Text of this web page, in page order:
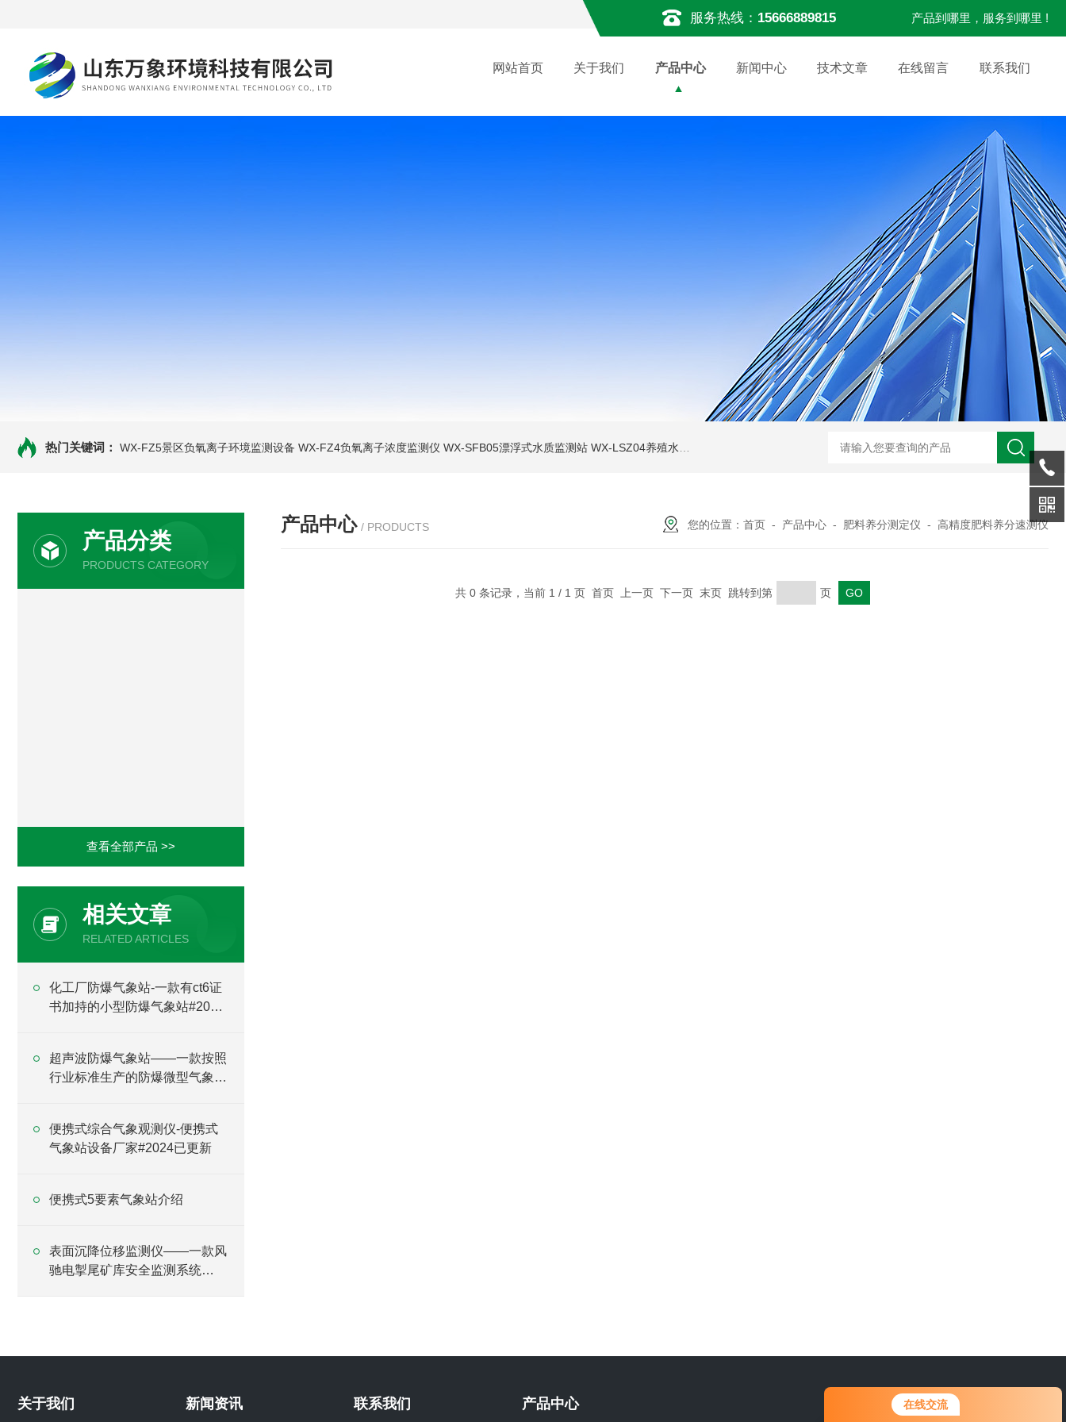
在线交流
服务热线： 15666889815 产品到哪里，服务到哪里 !
网站首页 关于我们 产品中心 新闻中心 技术文章 在线留言 联系我们
热门关键词： WX-FZ5景区负氧离子环境监测设备 WX-FZ4负氧离子浓度监测仪 WX-SFB05漂浮式水质监测站 WX-LSZ04养殖水质监测设备 WX-WMSM微型多参数水质监测站 WX-BN20能见度监测仪
产品分类
PRODUCTS CATEGORY
查看全部产品 >>
相关文章
RELATED ARTICLES
化工厂防爆气象站-一款有ct6证
书加持的小型防爆气象站#2022
超声波防爆气象站——一款按照
行业标准生产的防爆微型气象站
便携式综合气象观测仪-便携式
气象站设备厂家#2024已更新
便携式5要素气象站介绍
表面沉降位移监测仪——一款风
驰电掣尾矿库安全监测系统
产品中心 / PRODUCTS 您的位置： 首页 - 产品中心 - 肥料养分测定仪 - 高精度肥料养分速测仪
共 0 条记录，当前 1 / 1 页 首页 上一页 下一页 末页 跳转到第 页
关于我们 新闻资讯 联系我们 产品中心 15666889815